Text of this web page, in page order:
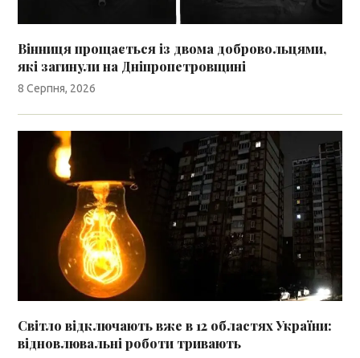
Вінниця прощається із двома добровольцями,
які загинули на Дніпропетровщині
8 Серпня, 2026
Світло відключають вже в 12 областях України:
відновлювальні роботи тривають